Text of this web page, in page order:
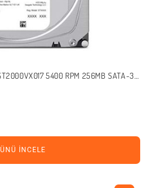
5400 RPM 256MB SATA-3
İNCELE